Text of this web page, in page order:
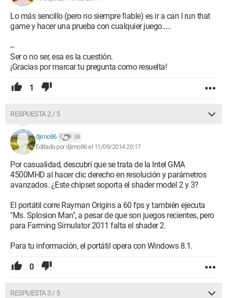
Lo más sencillo (pero no siempre fiable) es ir a can I run that
game y hacer una prueba con cualquier juego.....
--
Ser o no ser, esa es la cuestión.
¡Gracias por marcar tu pregunta como resuelta!
1
RESPUESTA 2 / 5
djimo86 58
Editado por djimo86 el 11/09/2014 20:17
Por casualidad, descubrí que se trata de la Intel GMA
4500MHD al hacer clic derecho en resolución y parámetros
avanzados. ¿Este chipset soporta el shader model 2 y 3?
El portátil corre Rayman Origins a 60 fps y también ejecuta
"Ms. Splosion Man", a pesar de que son juegos recientes, pero
para Farming Simulator 2011 falta el shader 2.
Para tu información, el portátil opera con Windows 8.1.
0
RESPUESTA 3 / 5